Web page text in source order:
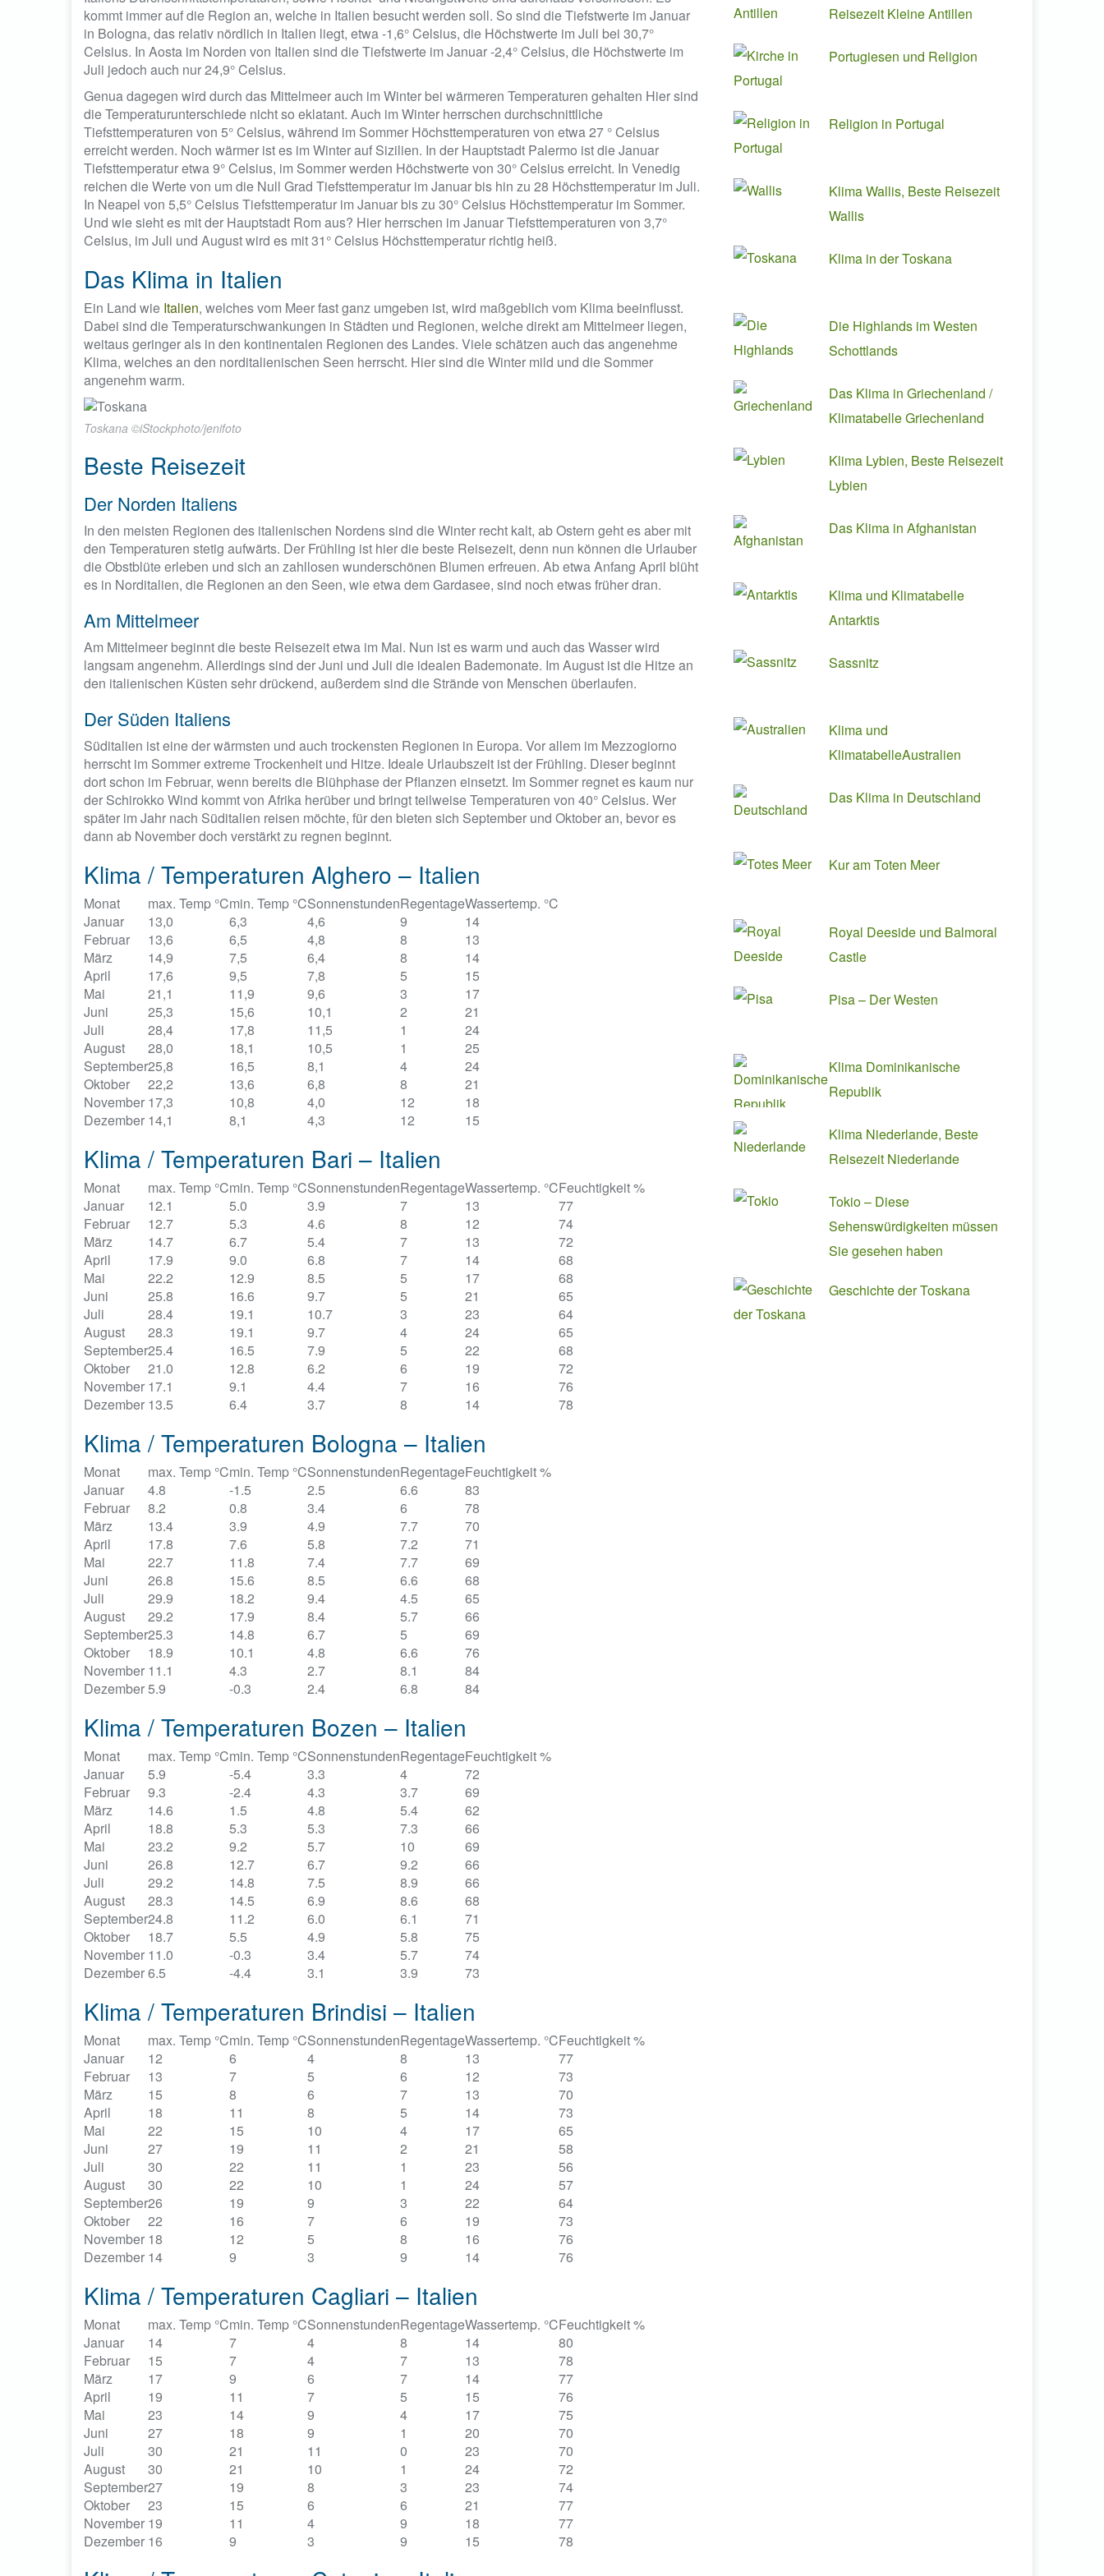
kommt immer auf die Region an, welche in Italien besucht werden soll. So sind die Tiefstwerte im Januar
in Bologna, das relativ nördlich in Italien liegt, etwa -1,6° Celsius, die Höchstwerte im Juli bei 30,7°
Celsius. In Aosta im Norden von Italien sind die Tiefstwerte im Januar -2,4° Celsius, die Höchstwerte im
Juli jedoch auch nur 24,9° Celsius.
Genua dagegen wird durch das Mittelmeer auch im Winter bei wärmeren Temperaturen gehalten Hier sind
die Temperaturunterschiede nicht so eklatant. Auch im Winter herrschen durchschnittliche
Tiefsttemperaturen von 5° Celsius, während im Sommer Höchsttemperaturen von etwa 27 ° Celsius
erreicht werden. Noch wärmer ist es im Winter auf Sizilien. In der Hauptstadt Palermo ist die Januar
Tiefsttemperatur etwa 9° Celsius, im Sommer werden Höchstwerte von 30° Celsius erreicht. In Venedig
reichen die Werte von um die Null Grad Tiefsttemperatur im Januar bis hin zu 28 Höchsttemperatur im Juli.
In Neapel von 5,5° Celsius Tiefsttemperatur im Januar bis zu 30° Celsius Höchsttemperatur im Sommer.
Und wie sieht es mit der Hauptstadt Rom aus? Hier herrschen im Januar Tiefsttemperaturen von 3,7°
Celsius, im Juli und August wird es mit 31° Celsius Höchsttemperatur richtig heiß.
Das Klima in Italien
Ein Land wie Italien, welches vom Meer fast ganz umgeben ist, wird maßgeblich vom Klima beeinflusst.
Dabei sind die Temperaturschwankungen in Städten und Regionen, welche direkt am Mittelmeer liegen,
weitaus geringer als in den kontinentalen Regionen des Landes. Viele schätzen auch das angenehme
Klima, welches an den norditalienischen Seen herrscht. Hier sind die Winter mild und die Sommer
angenehm warm.
Toskana ©iStockphoto/jenifoto
Beste Reisezeit
Der Norden Italiens
In den meisten Regionen des italienischen Nordens sind die Winter recht kalt, ab Ostern geht es aber mit
den Temperaturen stetig aufwärts. Der Frühling ist hier die beste Reisezeit, denn nun können die Urlauber
die Obstblüte erleben und sich an zahllosen wunderschönen Blumen erfreuen. Ab etwa Anfang April blüht
es in Norditalien, die Regionen an den Seen, wie etwa dem Gardasee, sind noch etwas früher dran.
Am Mittelmeer
Am Mittelmeer beginnt die beste Reisezeit etwa im Mai. Nun ist es warm und auch das Wasser wird
langsam angenehm. Allerdings sind der Juni und Juli die idealen Bademonate. Im August ist die Hitze an
den italienischen Küsten sehr drückend, außerdem sind die Strände von Menschen überlaufen.
Der Süden Italiens
Süditalien ist eine der wärmsten und auch trockensten Regionen in Europa. Vor allem im Mezzogiorno
herrscht im Sommer extreme Trockenheit und Hitze. Ideale Urlaubszeit ist der Frühling. Dieser beginnt
dort schon im Februar, wenn bereits die Blühphase der Pflanzen einsetzt. Im Sommer regnet es kaum nur
der Schirokko Wind kommt von Afrika herüber und bringt teilweise Temperaturen von 40° Celsius. Wer
später im Jahr nach Süditalien reisen möchte, für den bieten sich September und Oktober an, bevor es
dann ab November doch verstärkt zu regnen beginnt.
Klima / Temperaturen Alghero – Italien
Monat max. Temp °Cmin. Temp °CSonnenstundenRegentageWassertemp. °C
Januar
13,0 6,3 4,6 9
14
Februar
13,6 6,5 4,8 8
13
März
14,9 7,5 6,4 8
14
April
17,6 9,5 7,8 5
15
Mai
21,1 11,9 9,6 3
17
Juni
25,3 15,6 10,1 2
21
Juli
28,4 17,8 11,5 1
24
August
28,0 18,1 10,5 1
25
September25,8 16,5 8,1 4
24
Oktober
22,2 13,6 6,8 8
21
November 17,3 10,8 4,0 12
18
Dezember 14,1 8,1 4,3 12 15
Klima / Temperaturen Bari – Italien
Monat max. Temp °Cmin. Temp °CSonnenstundenRegentageWassertemp. °CFeuchtigkeit %
Januar
12.1 5.0 3.9 7 13
77
Februar
12.7 5.3 4.6 8 12
74
März
14.7 6.7 5.4 7 13
72
April
17.9 9.0 6.8 7 14
68
Mai
22.2 12.9 8.5 5 17
68
Juni
25.8 16.6 9.7 5 21
65
Juli
28.4 19.1 10.7 3 23
64
August
28.3 19.1 9.7 4 24
65
September25.4 16.5 7.9 5 22
68
Oktober
21.0 12.8 6.2 6 19
72
November 17.1 9.1 4.4 7 16
76
Dezember 13.5 6.4 3.7 8 14 78
Klima / Temperaturen Bologna – Italien
Monat max. Temp °Cmin. Temp °CSonnenstundenRegentageFeuchtigkeit %
Januar
4.8 -1.5 2.5 6.6
83
Februar
8.2 0.8 3.4 6
78
März
13.4 3.9 4.9 7.7
70
April
17.8 7.6 5.8 7.2
71
Mai
22.7 11.8 7.4 7.7
69
Juni
26.8 15.6 8.5 6.6
68
Juli
29.9 18.2 9.4 4.5
65
August
29.2 17.9 8.4 5.7
66
September25.3 14.8 6.7 5
69
Oktober
18.9 10.1 4.8 6.6
76
November 11.1 4.3 2.7 8.1
84
Dezember5.9 -0.3 2.4 6.8 84
Klima / Temperaturen Bozen – Italien
Monat max. Temp °Cmin. Temp °CSonnenstundenRegentageFeuchtigkeit %
Januar
5.9 -5.4 3.3 4
72
Februar
9.3 -2.4 4.3 3.7
69
März
14.6 1.5 4.8 5.4
62
April
18.8 5.3 5.3 7.3
66
Mai
23.2 9.2 5.7 10
69
Juni
26.8 12.7 6.7 9.2
66
Juli
29.2 14.8 7.5 8.9
66
August
28.3 14.5 6.9 8.6
68
September24.8 11.2 6.0 6.1
71
Oktober
18.7 5.5 4.9 5.8
75
November 11.0 -0.3 3.4 5.7
74
Dezember6.5 -4.4 3.1 3.9 73
Klima / Temperaturen Brindisi – Italien
Monat max. Temp °Cmin. Temp °CSonnenstundenRegentageWassertemp. °CFeuchtigkeit %
Januar
12 6 4 8 13
77
Februar
13 7 5 6 12
73
März
15 8 6 7 13
70
April
18 11 8 5 14
73
Mai
22 15 10 4 17
65
Juni
27 19 11 2 21
58
Juli
30 22 11 1 23
56
August
30 22 10 1 24
57
September26 19 9 3 22
64
Oktober
22 16 7 6 19
73
November 18 12 5 8 16
76
Dezember 14 9 3 9 14 76
Klima / Temperaturen Cagliari – Italien
Monat max. Temp °Cmin. Temp °CSonnenstundenRegentageWassertemp. °CFeuchtigkeit %
Januar
14 7 4 8 14
80
Februar
15 7 4 7 13
78
März
17 9 6 7 14
77
April
19 11 7 5 15
76
Mai
23 14 9 4 17
75
Juni
27 18 9 1 20
70
Juli
30 21 11 0 23
70
August
30 21 10 1 24
72
September27 19 8 3 23
74
Oktober
23 15 6 6 21
77
November 19 11 4 9 18
77
Dezember 16 9 3 9 15 78
Reisezeit Kleine Antillen
Portugiesen und Religion
Religion in Portugal
Klima Wallis, Beste Reisezeit
Wallis
Klima in der Toskana
Die Highlands im Westen
Schottlands
Das Klima in Griechenland /
Klimatabelle Griechenland
Klima Lybien, Beste Reisezeit
Lybien
Das Klima in Afghanistan
Klima und Klimatabelle
Antarktis
Sassnitz
Klima und
KlimatabelleAustralien
Das Klima in Deutschland
Kur am Toten Meer
Royal Deeside und Balmoral
Castle
Pisa – Der Westen
Klima Dominikanische
Republik
Klima Niederlande, Beste
Reisezeit Niederlande
Tokio – Diese
Sehenswürdigkeiten müssen
Sie gesehen haben
Geschichte der Toskana